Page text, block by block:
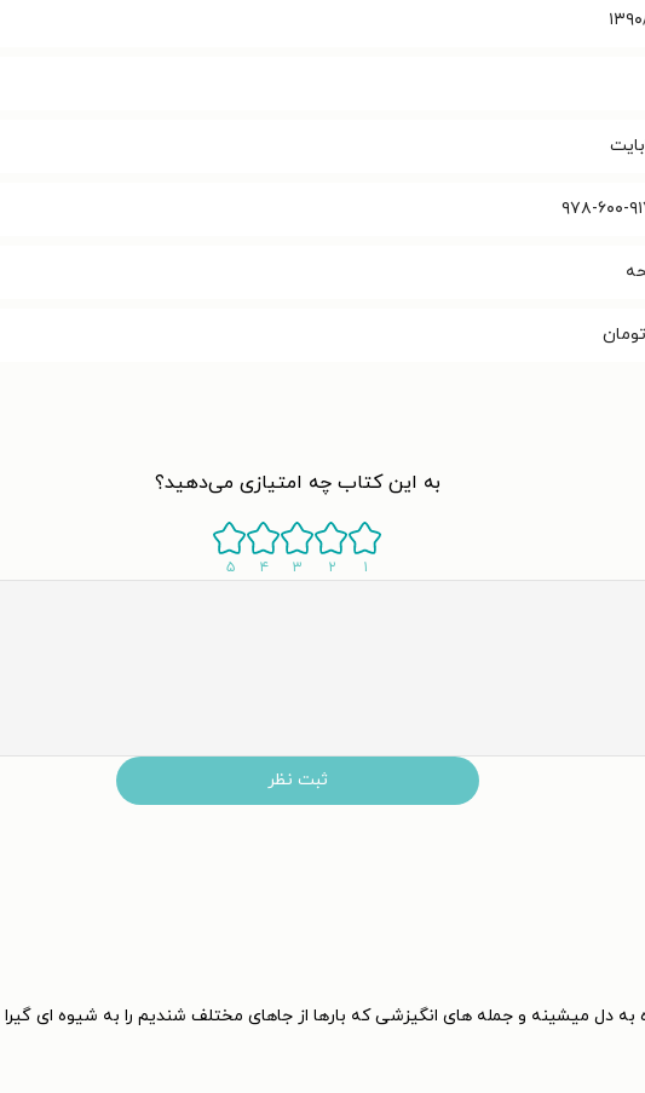
۲۳
۹۱۷۲۶-۴-۱
تومان
به این کتاب چه امتیازی می‌دهید؟
۱ ۲ ۳ ۴ ۵
ثبت نظر
دل میشینه و جمله های انگیزشی که بارها از جاهای مختلف شندیم را به شیوه ای گیرا